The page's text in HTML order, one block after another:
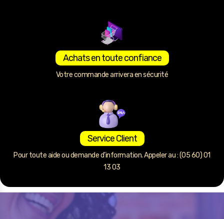
Achats en toute confiance
Votre commande arrivera en sécurité
Service Client
Pour toute aide ou demande d’information. Appeler au : (05 60) 01
13 03